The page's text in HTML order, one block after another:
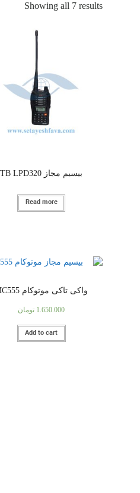
جانبی
Showing all 7 results
بیسیم مجاز TB LPD320
Read more
واکی تاکی موتوکام MC555
1.650.000 تومان
Add to cart